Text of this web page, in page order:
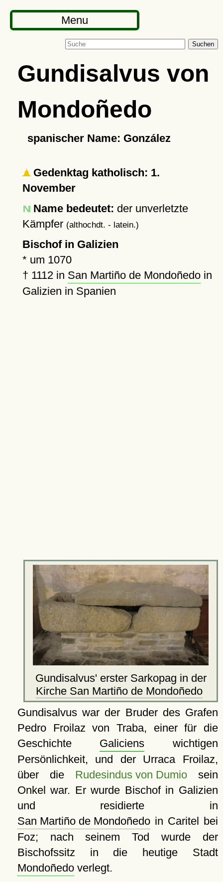
Menu
Suchen
Gundisalvus von
Mondoñedo
spanischer Name: González
Gedenktag katholisch: 1.
November
Name bedeutet: der unverletzte
Kämpfer (althochdt. - latein.)
Bischof in Galizien
* um 1070
† 1112in San Martiño de Mondoñedoin
Galizien in Spanien
Gundisalvus' erster Sarkopag in der
Kirche San Martiño de Mondoñedo
Gundisalvus war der Bruder des Grafen
Pedro Froilaz von Traba, einer für die
Geschichte Galiciens wichtigen
Persönlichkeit, und der Urraca Froilaz,
über die Rudesindus von Dumiosein
Onkel war. Er wurde Bischof in Galizien
und residierte in
San Martiño de Mondoñedoin Caritel bei
Foz; nach seinem Tod wurde der
Bischofssitz in die heutige Stadt
Mondoñedoverlegt.